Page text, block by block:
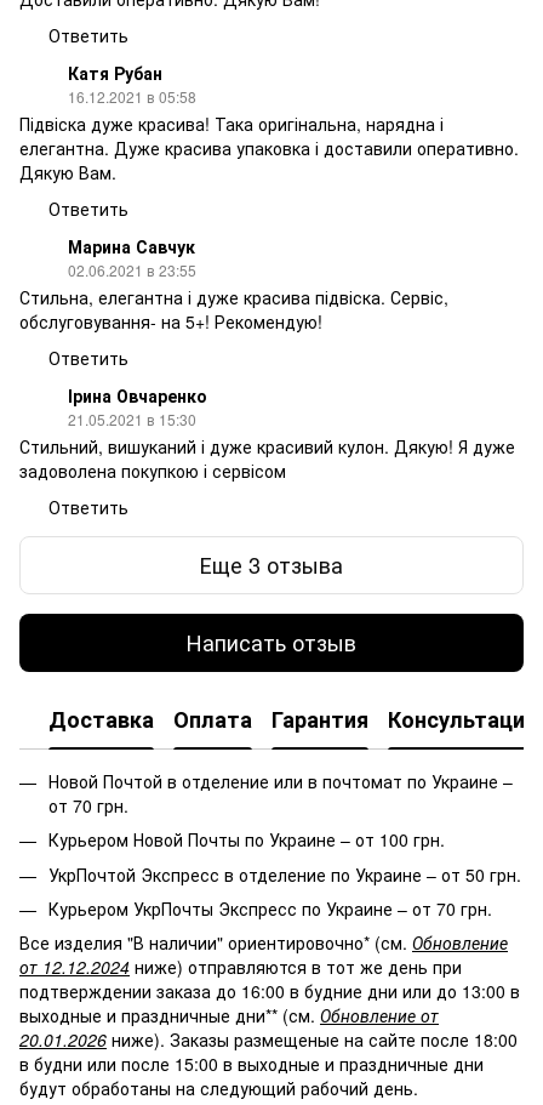
Ответить
Катя Рубан
16.12.2021 в 05:58
Підвіска дуже красива! Така оригінальна, нарядна і
елегантна. Дуже красива упаковка і доставили оперативно.
Дякую Вам.
Ответить
Марина Савчук
02.06.2021 в 23:55
Стильна, елегантна і дуже красива підвіска. Сервіс,
обслуговування- на 5+! Рекомендую!
Ответить
Ірина Овчаренко
21.05.2021 в 15:30
Стильний, вишуканий і дуже красивий кулон. Дякую! Я дуже
задоволена покупкою і сервісом
Ответить
Еще 3 отзыва
Написать отзыв
Доставка Оплата Гарантия Консультация
Новой Почтой в отделение или в почтомат по Украине –
от 70 грн.
Курьером Новой Почты по Украине – от 100 грн.
УкрПочтой Экспресс в отделение по Украине – от 50 грн.
Курьером УкрПочты Экспресс по Украине – от 70 грн.
Все изделия "В наличии" ориентировочно* (см. Обновление
от 12.12.2024 ниже) отправляются в тот же день при
подтверждении заказа до 16:00 в будние дни или до 13:00 в
выходные и праздничные дни** (см. Обновление от
20.01.2026 ниже). Заказы размещеные на сайте после 18:00
в будни или после 15:00 в выходные и праздничные дни
будут обработаны на следующий рабочий день.